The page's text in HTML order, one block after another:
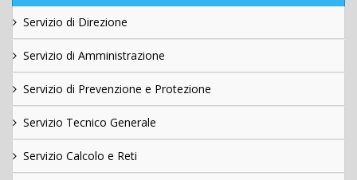
Servizio di Direzione
Servizio di Amministrazione
Servizio di Prevenzione e Protezione
Servizio Tecnico Generale
Servizio Calcolo e Reti